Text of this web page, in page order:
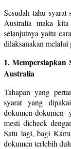
Sesudah tahu
Australia maka
selanjutnya yaitu
dilaksanakan melalui
1. Mempersiapkan
Australia
Tahapan yang
syarat yang
dokumen-
mesti dicheck
Satu lagi, bagi
dokumen terlebih